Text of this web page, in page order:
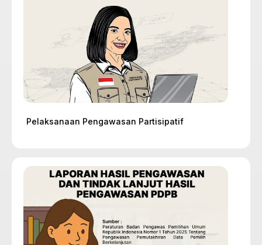
Pelaksanaan Pengawasan Partisipatif